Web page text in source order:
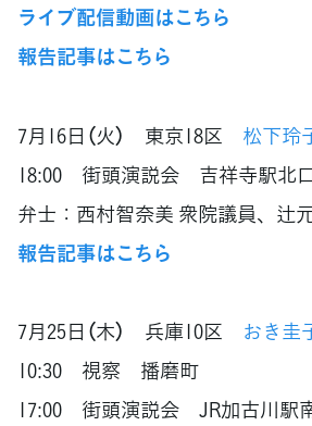
ライブ配信動画はこちら
報告記事はこちら
7月16日（火） 東京18区
松下玲
18:00 街頭演説会 吉祥寺駅北
弁士：西村智奈美 衆院議員、辻
報告記事はこちら
7月25日（木） 兵庫10区 おき圭
10:30 視察 播磨町
17:00 街頭演説会 JR加古川駅